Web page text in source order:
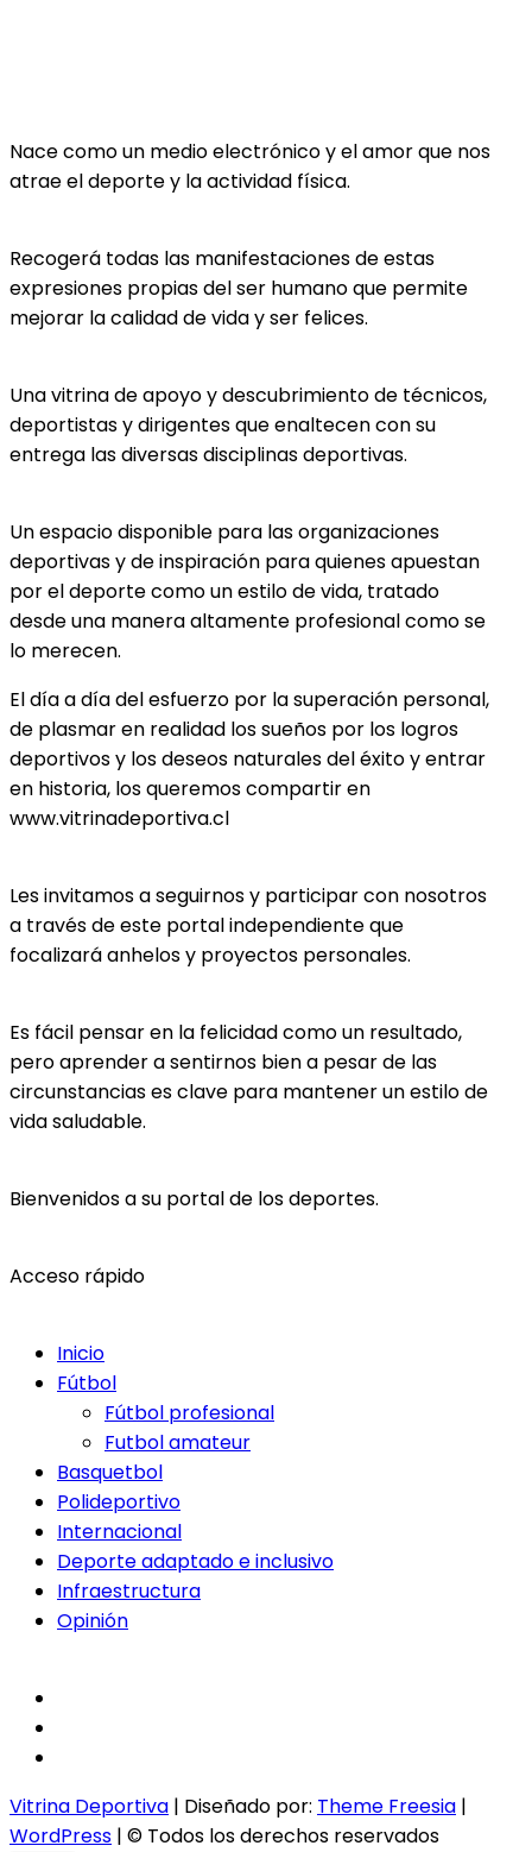
Nace como un medio electrónico y el amor que nos
atrae el deporte y la actividad física.
Recogerá todas las manifestaciones de estas
expresiones propias del ser humano que permite
mejorar la calidad de vida y ser felices.
Una vitrina de apoyo y descubrimiento de técnicos,
deportistas y dirigentes que enaltecen con su
entrega las diversas disciplinas deportivas.
Un espacio disponible para las organizaciones
deportivas y de inspiración para quienes apuestan
por el deporte como un estilo de vida, tratado
desde una manera altamente profesional como se
lo merecen.
El día a día del esfuerzo por la superación personal,
de plasmar en realidad los sueños por los logros
deportivos y los deseos naturales del éxito y entrar
en historia, los queremos compartir en
www.vitrinadeportiva.cl
Les invitamos a seguirnos y participar con nosotros
a través de este portal independiente que
focalizará anhelos y proyectos personales.
Es fácil pensar en la felicidad como un resultado,
pero aprender a sentirnos bien a pesar de las
circunstancias es clave para mantener un estilo de
vida saludable.
Bienvenidos a su portal de los deportes.
Acceso rápido
Inicio
Fútbol
Fútbol profesional
Futbol amateur
Basquetbol
Polideportivo
Internacional
Deporte adaptado e inclusivo
Infraestructura
Opinión
Vitrina Deportiva | Diseñado por: Theme Freesia |
WordPress | © Todos los derechos reservados